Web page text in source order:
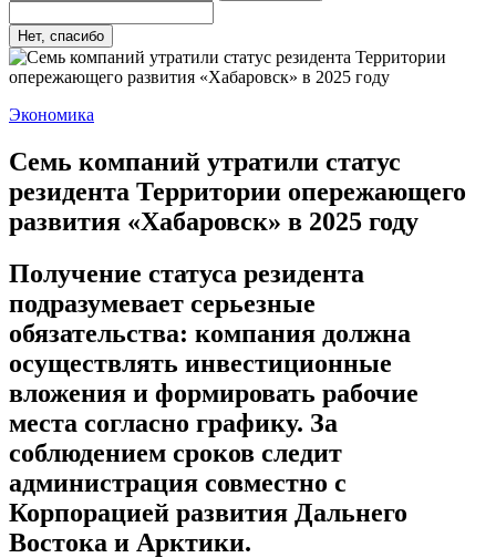
Нет, спасибо
Экономика
Семь компаний утратили статус
резидента Территории опережающего
развития «Хабаровск» в 2025 году
Получение статуса резидента
подразумевает серьезные
обязательства: компания должна
осуществлять инвестиционные
вложения и формировать рабочие
места согласно графику. За
соблюдением сроков следит
администрация совместно с
Корпорацией развития Дальнего
Востока и Арктики.